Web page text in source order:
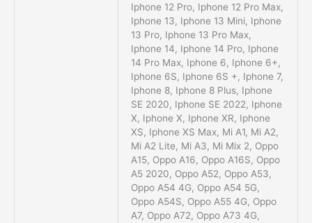
Iphone 12 Pro, Iphone 12 Pro Max,
Iphone 13, Iphone 13 Mini, Iphone
13 Pro, Iphone 13 Pro Max,
Iphone 14, Iphone 14 Pro, Iphone
14 Pro Max, Iphone 6, Iphone 6+,
Iphone 6S, Iphone 6S +, Iphone 7,
Iphone 8, Iphone 8 Plus, Iphone
SE 2020, Iphone SE 2022, Iphone
X, Iphone X, Iphone XR, Iphone
XS, Iphone XS Max, Mi A1, Mi A2,
Mi A2 Lite, Mi A3, Mi Mix 2, Oppo
A15, Oppo A16, Oppo A16S, Oppo
A5 2020, Oppo A52, Oppo A53,
Oppo A54 4G, Oppo A54 5G,
Oppo A54S, Oppo A55 4G, Oppo
A7, Oppo A72, Oppo A73 4G,